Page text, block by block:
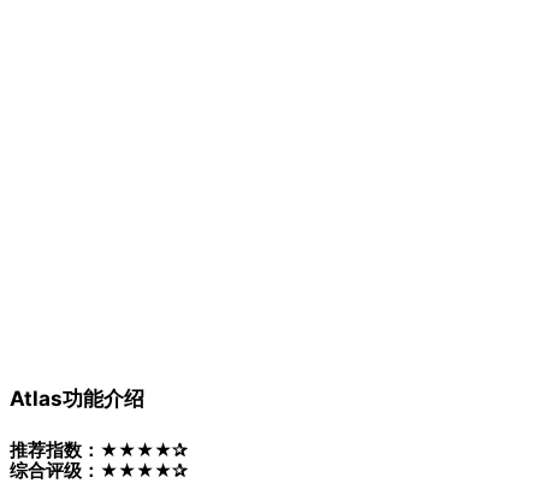
Atlas功能介绍
推荐指数：★★★★✰
综合评级：★★★★✰